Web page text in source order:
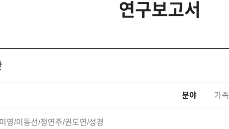
연구보고서
분야 가족
영/이동선/정연주/권도연/성경